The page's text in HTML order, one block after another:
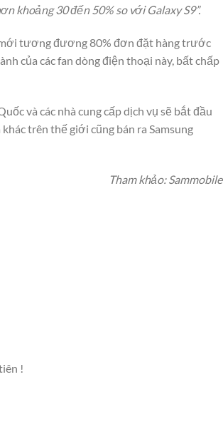
khoảng 30 đến 50% so với Galaxy S9”.
tương đương 80% đơn đặt hàng trước
của các fan dòng điện thoại này, bất chấp
và các nhà cung cấp dịch vụ sẽ bắt đầu
trên thế giới cũng bán ra Samsung
Tham khảo: Sammobile
!